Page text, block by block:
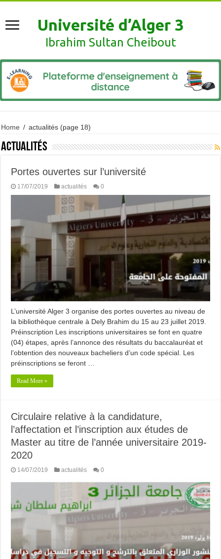
Université d’Alger 3
Ibrahim Sultan Cheibout
Home / actualités (page 18)
actualités
Portes ouvertes sur l’université
17/07/2019 actualités 0
L’université Alger 3 organise des portes ouvertes au niveau de
la bibliothèque centrale à Dely Brahim du 15 au 23 juillet 2019.
Préinscription Les inscriptions universitaires se font en quatre
(04) étapes, après l’annonce des résultats du baccalauréat et
l’obtention des nouveaux bacheliers d’un code spécial. Les
préinscriptions se feront …
Read More »
Circulaire relative à la candidature,
l’affectation et l’inscription aux études de
Master au titre de l’année universitaire 2019-
2020
14/07/2019 actualités 0